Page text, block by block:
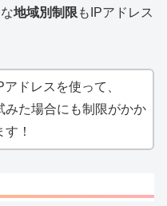
地域別制限 もIPアドレス
ドレスを使って、
みた場合にも制限がかか
！